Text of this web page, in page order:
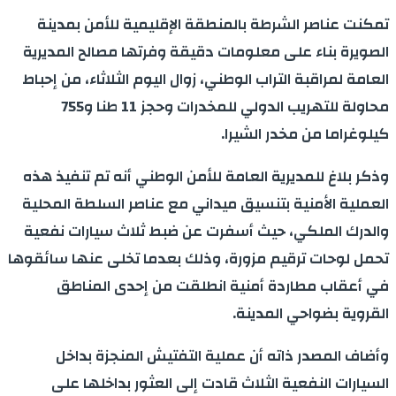
تمكنت عناصر الشرطة بالمنطقة الإقليمية للأمن بمدينة
الصويرة بناء على معلومات دقيقة وفرتها مصالح المديرية
العامة لمراقبة التراب الوطني، زوال اليوم الثلاثاء، من إحباط
محاولة للتهريب الدولي للمخدرات وحجز 11 طنا و755
كيلوغراما من مخدر الشيرا.
وذكر بلاغ للمديرية العامة للأمن الوطني أنه تم تنفيذ هذه
العملية الأمنية بتنسيق ميداني مع عناصر السلطة المحلية
والدرك الملكي، حيث أسفرت عن ضبط ثلاث سيارات نفعية
تحمل لوحات ترقيم مزورة، وذلك بعدما تخلى عنها سائقوها
في أعقاب مطاردة أمنية انطلقت من إحدى المناطق
القروية بضواحي المدينة.
وأضاف المصدر ذاته أن عملية التفتيش المنجزة بداخل
السيارات النفعية الثلاث قادت إلى العثور بداخلها على